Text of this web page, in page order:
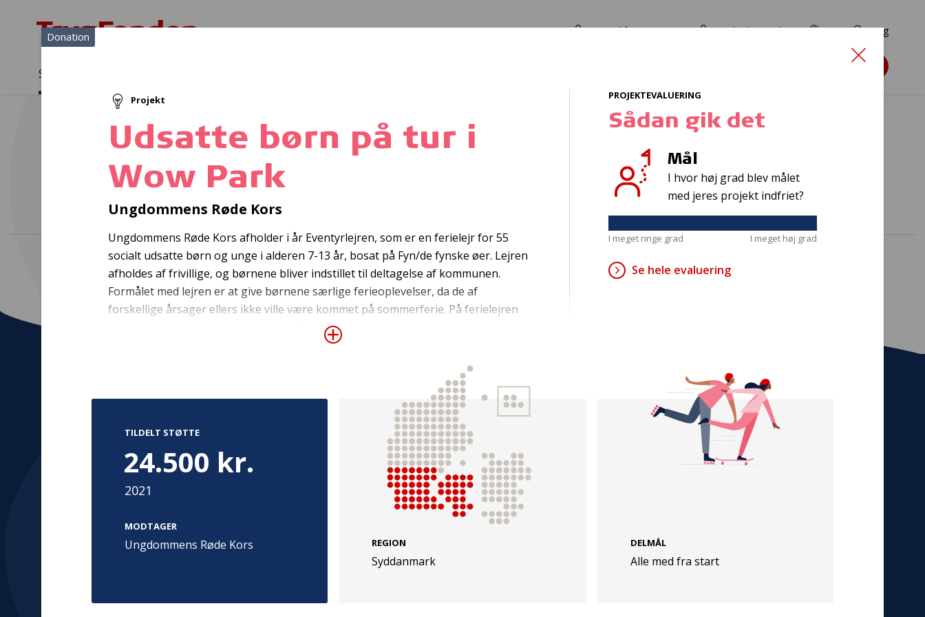
Log ind for ansøgere TryghedsPortalen EN Søg
Sådan støtter vi
Søg støtte
Projekter og donationer
Internetbehandling af angst
Donation
Projekt
Udsatte børn på tur i
Wow Park
Ungdommens Røde Kors
Ungdommens Røde Kors afholder i år Eventyrlejren, som er en ferielejr for 55
socialt udsatte børn og unge i alderen 7-13 år, bosat på Fyn/de fynske øer. Lejren
afholdes af frivillige, og børnene bliver indstillet til deltagelse af kommunen.
Formålet med lejren er at give børnene særlige ferieoplevelser, da de af
forskellige årsager ellers ikke ville være kommet på sommerferie. På ferielejren
skabes nye relationer, og børnene får minder for livet og oplevelsen af, at de
også oplever noget i deres sommerferie som de andre børn i klassen. På lejren er
der forskellige aktiviteter for børnene, og en del af programmet er en tur i Wow
PROJEKTEVALUERING
Sådan gik det
Mål
I hvor høj grad blev målet
med jeres projekt indfriet?
I meget ringe grad I meget høj grad
Se hele evaluering
TILDELT STØTTE
24.500 kr.
2021
MODTAGER
Ungdommens Røde Kors REGION
Syddanmark
DELMÅL
Alle med fra start
Tilmeld nyhedsbrev
De seneste nyheder om TrygFondens og
TryghedsGruppens aktiviteter direkte i din
indbakke.
Kontakt
info@trygfonden.dk
TryghedsGruppen
info@tryghedsgruppen.dk
Adresse
Kontakt os
Persondata
Følg os
TryghedsGruppen
Facebook LinkedIn
TrygFonden